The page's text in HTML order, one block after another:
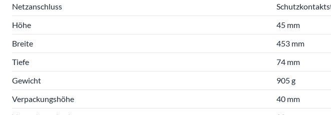
Netzanschluss
Höhe
45 mm
Breite
453 mm
Tiefe
74 mm
Gewicht
905 g
Verpackungshöhe
40 mm